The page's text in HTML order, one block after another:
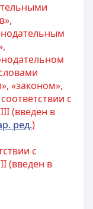
«законом»,
с
(введен в
ред.)
с
(введен в